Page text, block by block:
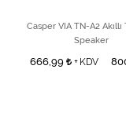
Casper VIA TN-A2
Speaker
666,99 + KDV